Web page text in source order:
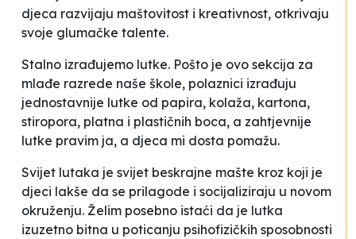
djeca razvijaju maštovitost i kreativnost, otkrivaju
svoje glumačke talente.
Stalno izrađujemo lutke. Pošto je ovo sekcija za
mlađe razrede naše škole, polaznici izrađuju
jednostavnije lutke od papira, kolaža, kartona,
stiropora, platna i plastičnih boca, a zahtjevnije
lutke pravim ja, a djeca mi dosta pomažu.
Svijet lutaka je svijet beskrajne mašte kroz koji je
djeci lakše da se prilagode i socijaliziraju u novom
okruženju. Želim posebno istaći da je lutka
izuzetno bitna u poticanju psihofizičkih sposobnosti